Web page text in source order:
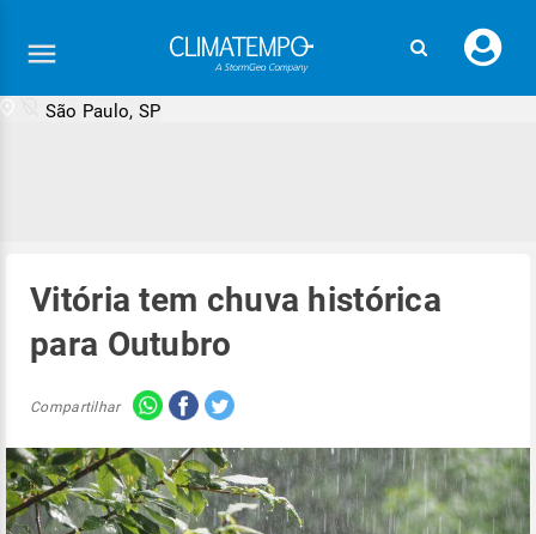
seu
São Paulo, SP
Vitória tem chuva histórica
para Outubro
Compartilhar